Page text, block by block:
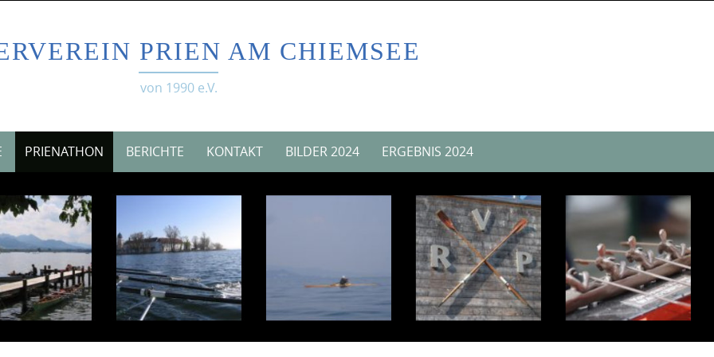
PRIEN AM CHIEMSEE
von 1990 e.V.
PRIENATHON BERICHTE KONTAKT BILDER 2024 ERGEBNIS 2024